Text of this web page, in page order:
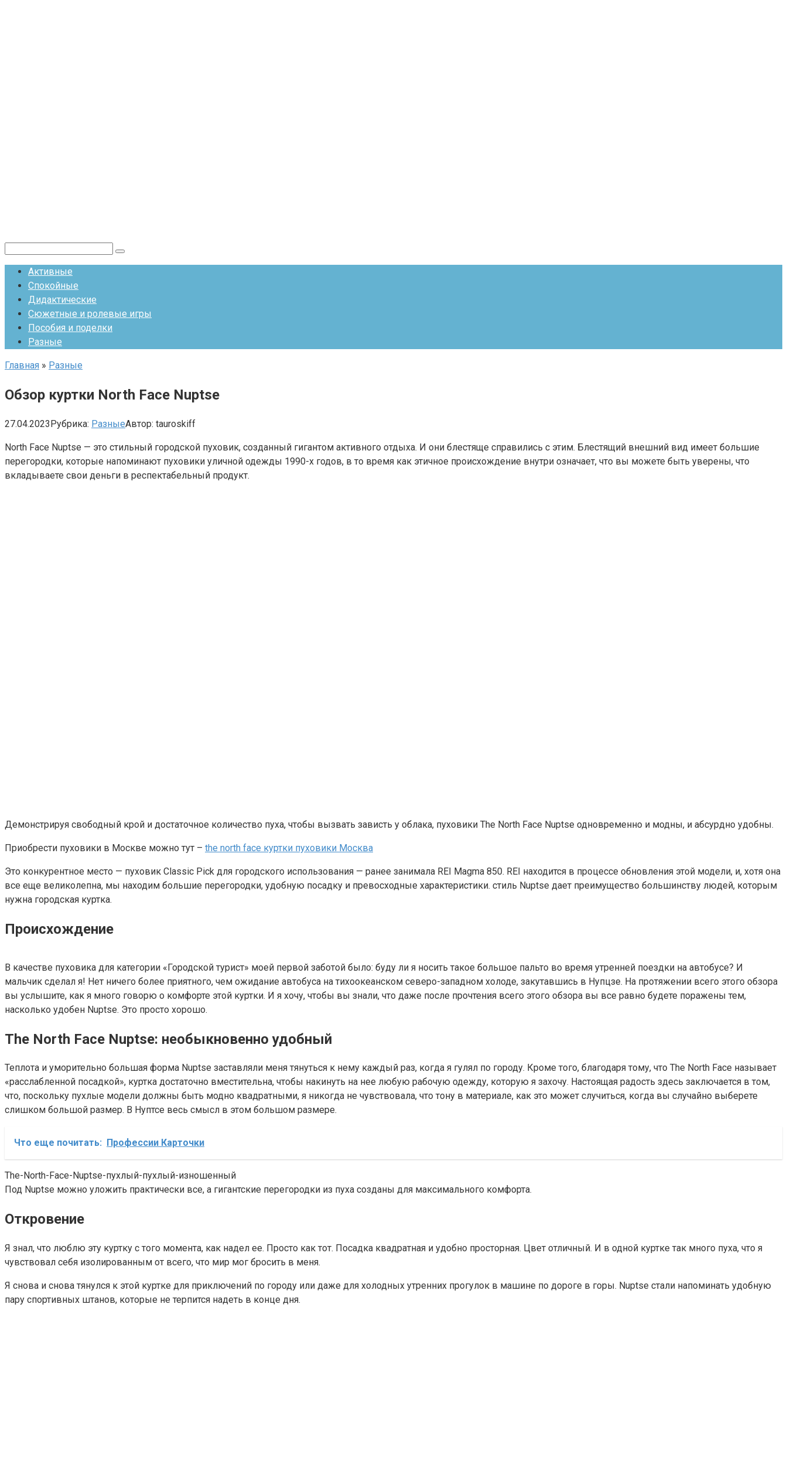
Активные
Спокойные
Дидактические
Сюжетные и ролевые игры
Пособия и поделки
Разные
Главная » Разные
Обзор куртки North Face Nuptse
27.04.2023Рубрика: РазныеАвтор: tauroskiff
North Face Nuptse — это стильный городской пуховик, созданный гигантом активного отдыха. И они блестяще справились с этим. Блестящий внешний вид имеет большие
перегородки, которые напоминают пуховики уличной одежды 1990-х годов, в то время как этичное происхождение внутри означает, что вы можете быть уверены, что
вкладываете свои деньги в респектабельный продукт.
Демонстрируя свободный крой и достаточное количество пуха, чтобы вызвать зависть у облака, пуховики The North Face Nuptse одновременно и модны, и абсурдно удобны.
Приобрести пуховики в Москве можно тут – the north face куртки пуховики Москва
Это конкурентное место — пуховик Classic Pick для городского использования — ранее занимала REI Magma 850. REI находится в процессе обновления этой модели, и, хотя она
все еще великолепна, мы находим большие перегородки, удобную посадку и превосходные характеристики. стиль Nuptse дает преимущество большинству людей, которым
нужна городская куртка.
Происхождение
В качестве пуховика для категории «Городской турист» моей первой заботой было: буду ли я носить такое большое пальто во время утренней поездки на автобусе? И
мальчик сделал я! Нет ничего более приятного, чем ожидание автобуса на тихоокеанском северо-западном холоде, закутавшись в Нупцзе. На протяжении всего этого обзора
вы услышите, как я много говорю о комфорте этой куртки. И я хочу, чтобы вы знали, что даже после прочтения всего этого обзора вы все равно будете поражены тем,
насколько удобен Nuptse. Это просто хорошо.
The North Face Nuptse: необыкновенно удобный
Теплота и уморительно большая форма Nuptse заставляли меня тянуться к нему каждый раз, когда я гулял по городу. Кроме того, благодаря тому, что The North Face называет
«расслабленной посадкой», куртка достаточно вместительна, чтобы накинуть на нее любую рабочую одежду, которую я захочу. Настоящая радость здесь заключается в том,
что, поскольку пухлые модели должны быть модно квадратными, я никогда не чувствовала, что тону в материале, как это может случиться, когда вы случайно выберете
слишком большой размер. В Нуптсе весь смысл в этом большом размере.
Что еще почитать: Профессии Карточки
The-North-Face-Nuptse-пухлый-пухлый-изношенный
Под Nuptse можно уложить практически все, а гигантские перегородки из пуха созданы для максимального комфорта.
Откровение
Я знал, что люблю эту куртку с того момента, как надел ее. Просто как тот. Посадка квадратная и удобно просторная. Цвет отличный. И в одной куртке так много пуха, что я
чувствовал себя изолированным от всего, что мир мог бросить в меня.
Я снова и снова тянулся к этой куртке для приключений по городу или даже для холодных утренних прогулок в машине по дороге в горы. Nuptse стали напоминать удобную
пару спортивных штанов, которые не терпится надеть в конце дня.